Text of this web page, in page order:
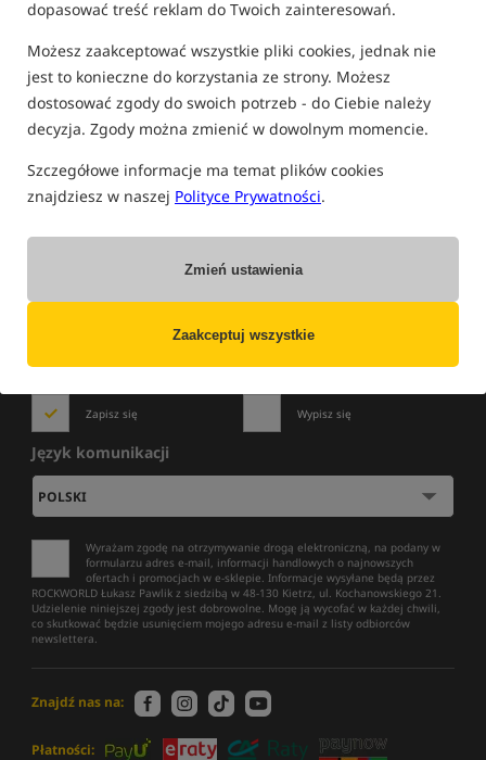
dopasować treść reklam do Twoich zainteresowań.
Możesz zaakceptować wszystkie pliki cookies, jednak nie
jest to konieczne do korzystania ze strony. Możesz
dostosować zgody do swoich potrzeb - do Ciebie należy
decyzja. Zgody można zmienić w dowolnym momencie.
Szczegółowe informacje ma temat plików cookies
znajdziesz w naszej Polityce Prywatności.
Zmień ustawienia
Zaakceptuj wszystkie
PRODUKTY CORMORAN
Brak produktów.
WYPRZEDAŻE»PROMOCJE
Zapisz się do newslettera i bądź na bieżącoz najlepszymi okazjami!
Zapisz się Wypisz się
Język komunikacji
Wyrażam zgodę na otrzymywanie drogą elektroniczną, na podany w
formularzu adres e-mail, informacji handlowych o najnowszych
ofertach i promocjach w e-sklepie. Informacje wysyłane będą przez
ROCKWORLD Łukasz Pawlik z siedzibą w 48-130 Kietrz, ul. Kochanowskiego 21.
Udzielenie niniejszej zgody jest dobrowolne. Mogę ją wycofać w każdej chwili,
co skutkować będzie usunięciem mojego adresu e-mail z listy odbiorców
newslettera.
Znajdź nas na:
Płatności: